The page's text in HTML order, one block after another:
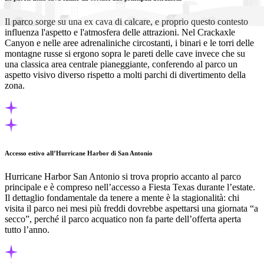
Il parco sorge su una ex cava di calcare, e proprio questo contesto
influenza l'aspetto e l'atmosfera delle attrazioni. Nel Crackaxle
Canyon e nelle aree adrenaliniche circostanti, i binari e le torri delle
montagne russe si ergono sopra le pareti delle cave invece che su
una classica area centrale pianeggiante, conferendo al parco un
aspetto visivo diverso rispetto a molti parchi di divertimento della
zona.
Accesso estivo all’Hurricane Harbor di San Antonio
Hurricane Harbor San Antonio si trova proprio accanto al parco
principale e è compreso nell’accesso a Fiesta Texas durante l’estate.
Il dettaglio fondamentale da tenere a mente è la stagionalità: chi
visita il parco nei mesi più freddi dovrebbe aspettarsi una giornata “a
secco”, perché il parco acquatico non fa parte dell’offerta aperta
tutto l’anno.